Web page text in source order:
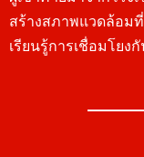
สร้างสภาพแวดล้อม
เรียนรู้การเชื่อมโย